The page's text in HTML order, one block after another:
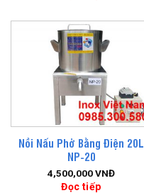
Nồi Nấu Phở Bằng Điện 20L
NP-20
4,500,000VNĐ
Đọc tiếp